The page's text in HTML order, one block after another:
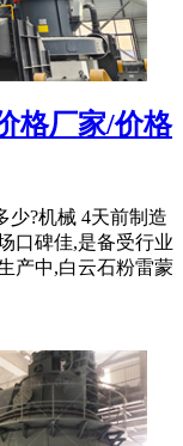
格厂家/价格
少?机械 4天前制造
口碑佳,是备受行业
产中,白云石粉雷蒙